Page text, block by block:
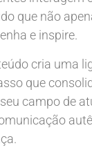
que não
e inspire.
cria uma
que
campo de